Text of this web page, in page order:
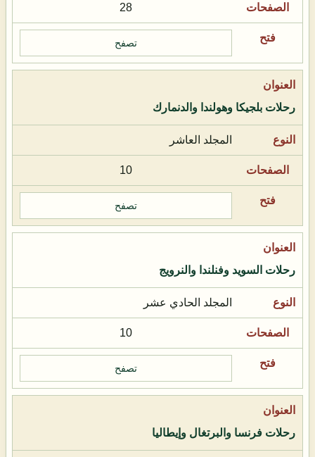
28
تصفح
رحلات بلجيكا وهولندا والدنمارك
المجلد العاشر
10
تصفح
رحلات السويد وفنلندا والنرويج
المجلد الحادي عشر
10
تصفح
رحلات فرنسا والبرتغال وإيطاليا